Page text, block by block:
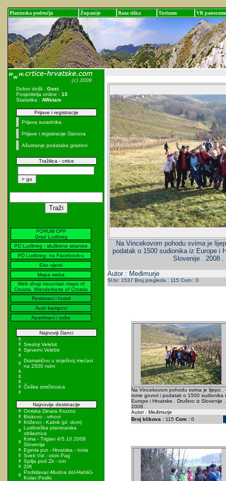
Planinska područja Županije Baza slika Turizam VR panorame
Dobro došli : Gost
Posjetitelja online : 15
Statistika : AWstats
Prijave i registracije
Prijava suradnika
Prijave i registracije članova
Ažuriranje podataka gradovi
Tražilica - crtice
FORUM OFF
Grad Ludbreg
PD Ludbreg - službene stranice
PD Ludbreg- na Facebook-u
Eko vijesti
Mapa weba
Web shop mountain maps of
Croatia, Wanderkarte of Croatia
Restorani i hoteli
Auto kampovi
Apartmani i sobe
Najnoviji članci
Srednji Velebit
Sjeverni Velebit
Dramatično u snježnoj mećavi
na 2500 ndm
Češka smrčkovica
Najnovije destinacije
Omiska Dinara Kruzno
Biokovo - vrhovi
Križevci - Kalnik (pl. dom)
Ludbreška planinarska
obilaznica
Krma - Triglav 4/5.10.2008
Slovenija
Egeria put - Hrvatska - Iovia
Sveti Vid - otok Pag
Spilja pod Zir - om
ZIR
Podkilavac-Mudna dol-Hahlići-
Kolac-Podki
Na Vincekovom pohodu svima je
podatak o 1500 sudionika iz Europe i
Slovenije . 2008 .
Autor : Međimurje
Sl.br: 1537 Broj pregleda : 115 Com : 0
Na Vincekovom pohodu svima je lijepo .
tome govori i podatak o 1500 sudionika
Europe i Hrvatske . Društvo iz Slovenije .
2008 .
Autor : Međimurje
Broj klikova :115 Com :0